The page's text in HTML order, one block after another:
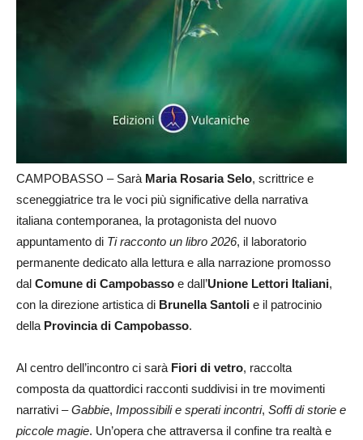
CAMPOBASSO – Sarà Maria Rosaria Selo, scrittrice e
sceneggiatrice tra le voci più significative della narrativa
italiana contemporanea, la protagonista del nuovo
appuntamento di Ti racconto un libro 2026, il laboratorio
permanente dedicato alla lettura e alla narrazione promosso
dal Comune di Campobasso e dall’Unione Lettori Italiani,
con la direzione artistica di Brunella Santoli e il patrocinio
della Provincia di Campobasso.
Al centro dell’incontro ci sarà Fiori di vetro, raccolta
composta da quattordici racconti suddivisi in tre movimenti
narrativi –Gabbie, Impossibili e sperati incontri, Soffi di storie e
piccole magie. Un’opera che attraversa il confine tra realtà e